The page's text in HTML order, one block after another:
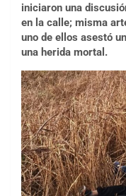
iniciaron una
en la calle; misma
uno de ellos asestó
una herida mortal.